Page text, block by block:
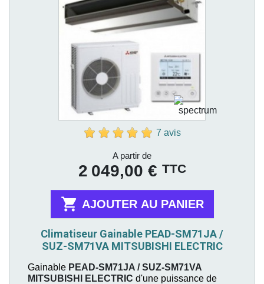
7 avis
A partir de
2 049,00 € TTC
 AJOUTER AU PANIER
Climatiseur Gainable PEAD-SM71JA /
SUZ-SM71VA MITSUBISHI ELECTRIC
Gainable PEAD-SM71JA / SUZ-SM71VA
MITSUBISHI ELECTRIC d'une puissance de